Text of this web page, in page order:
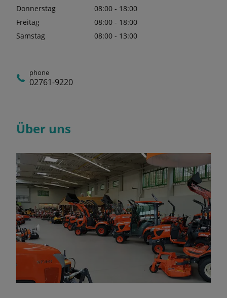
Donnerstag
08:00 - 18:00
Freitag
08:00 - 18:00
Samstag
08:00 - 13:00
phone
02761-9220
Über uns